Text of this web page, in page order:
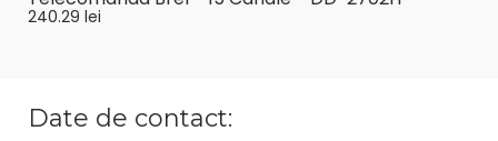
240.29 lei
Date de contact: